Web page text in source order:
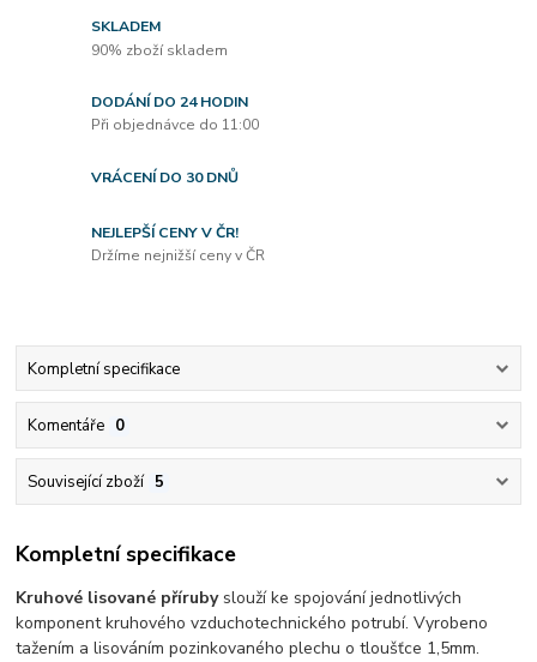
SKLADEM
90% zboží skladem
DODÁNÍ DO 24 HODIN
Při objednávce do 11:00
VRÁCENÍ DO 30 DNŮ
NEJLEPŠÍ CENY V ČR!
Držíme nejnižší ceny v ČR
Kompletní specifikace
Komentáře 0
Související zboží 5
Kompletní specifikace
Kruhové lisované přírubyslouží ke spojování jednotlivých
komponent kruhového vzduchotechnického potrubí. Vyrobeno
tažením a lisováním pozinkovaného plechu o tloušťce 1,5mm.